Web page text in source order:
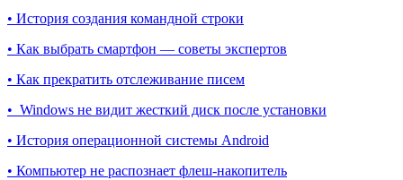
• История создания командной строки
• Как выбрать смартфон — советы экспертов
• Как прекратить отслеживание писем
• Windows не видит жесткий диск после установки
• История операционной системы Android
• Компьютер не распознает флеш-накопитель